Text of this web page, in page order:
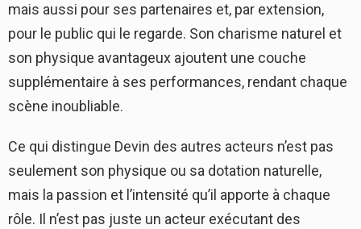
mais aussi pour ses partenaires et, par extension,
pour le public qui le regarde. Son charisme naturel et
son physique avantageux ajoutent une couche
supplémentaire à ses performances, rendant chaque
scène inoubliable.
Ce qui distingue Devin des autres acteurs n’est pas
seulement son physique ou sa dotation naturelle,
mais la passion et l’intensité qu’il apporte à chaque
rôle. Il n’est pas juste un acteur exécutant des